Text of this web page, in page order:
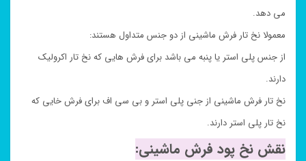
می دهد.
معمولا نخ تار فرش ماشینی از دو جنس متداول هستند:
از جنس پلی استر یا پنبه می باشد برای فرش هایی که نخ تار اکرولیک
دارند.
نخ تار فرش ماشینی از جنی پلی استر و بی سی اف برای فرش خایی که
نخ تار پلی استر دارند.
نقش نخ پود فرش ماشینی: